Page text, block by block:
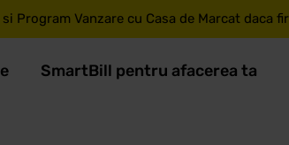
Program Vanzare cu Casa de Marcat daca
SmartBill pentru afacerea ta